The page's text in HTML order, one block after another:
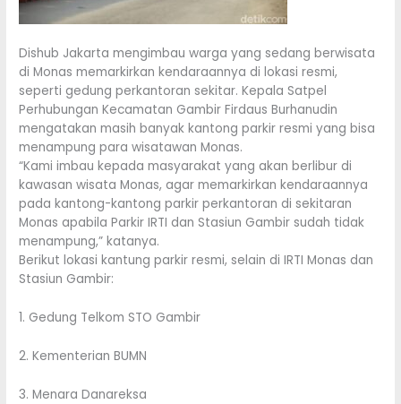
Dishub Jakarta mengimbau warga yang sedang berwisata
di Monas memarkirkan kendaraannya di lokasi resmi,
seperti gedung perkantoran sekitar. Kepala Satpel
Perhubungan Kecamatan Gambir Firdaus Burhanudin
mengatakan masih banyak kantong parkir resmi yang bisa
menampung para wisatawan Monas.
“Kami imbau kepada masyarakat yang akan berlibur di
kawasan wisata Monas, agar memarkirkan kendaraannya
pada kantong-kantong parkir perkantoran di sekitaran
Monas apabila Parkir IRTI dan Stasiun Gambir sudah tidak
menampung,” katanya.
Berikut lokasi kantung parkir resmi, selain di IRTI Monas dan
Stasiun Gambir:
1. Gedung Telkom STO Gambir
2. Kementerian BUMN
3. Menara Danareksa